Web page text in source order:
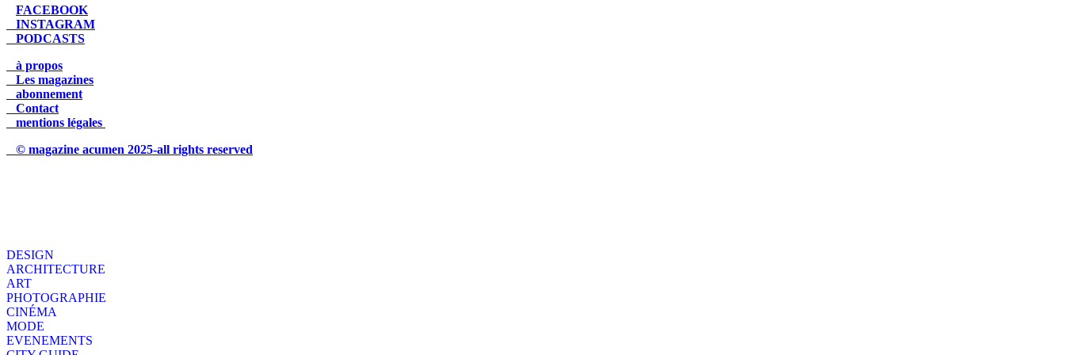
FACEBOOK
INSTAGRAM
PODCASTS
à propos
Les magazines
abonnement
Contact
mentions légales
© magazine acumen 2025-all rights reserved
DESIGN
ARCHITECTURE
ART
PHOTOGRAPHIE
CINÉMA
MODE
EVENEMENTS